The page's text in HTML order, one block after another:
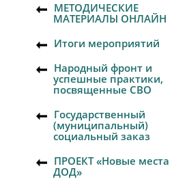
МЕТОДИЧЕСКИЕ
МАТЕРИАЛЫ ОНЛАЙН
Итоги мероприятий
Народный фронт и
успешные практики,
посвященные СВО
Государственный
(муниципальный)
социальный заказ
ПРОЕКТ «Новые места
ДОД»